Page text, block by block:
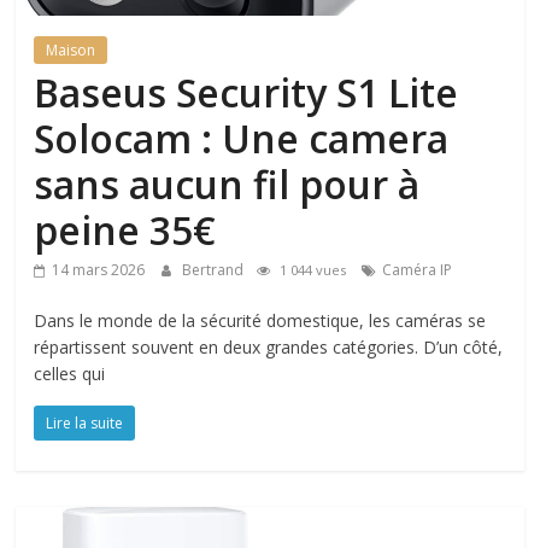
Maison
Baseus Security S1 Lite
Solocam : Une camera
sans aucun fil pour à
peine 35€
14 mars 2026 Bertrand 1 044 vues Caméra IP
Dans le monde de la sécurité domestique, les caméras se
répartissent souvent en deux grandes catégories. D’un côté,
celles qui
Lire la suite